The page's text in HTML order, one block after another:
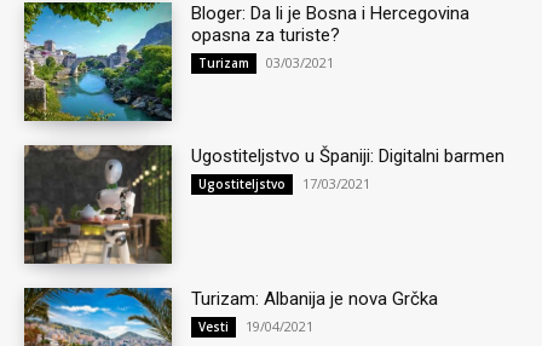
Bloger: Da li je Bosna i Hercegovina
opasna za turiste?
Turizam 03/03/2021
Ugostiteljstvo u Španiji: Digitalni barmen
Ugostiteljstvo 17/03/2021
Turizam: Albanija je nova Grčka
Vesti 19/04/2021